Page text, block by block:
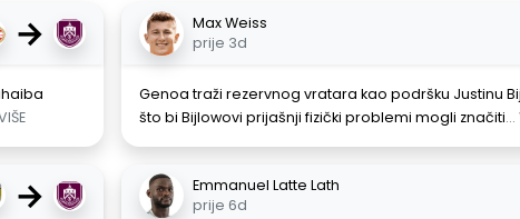
→
Max Weiss
prije 3d
Genoa traži rezervnog vratara kao podršku Justinu
što bi Bijlowovi prijašnji fizički problemi mogli značiti...
→
Emmanuel Latte Lath
prije 6d